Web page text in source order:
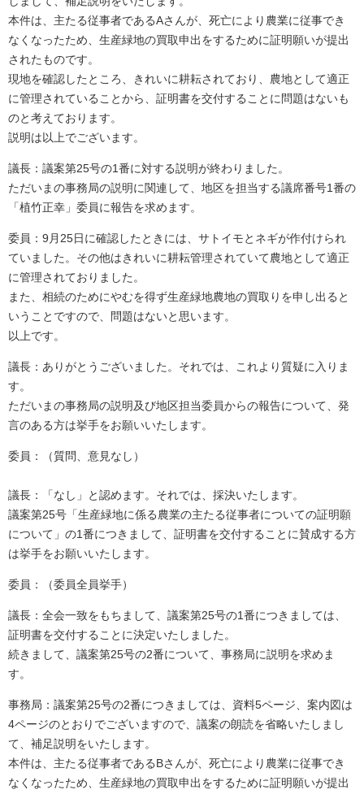
本件は、主たる従事者であるAさんが、死亡により農業に従事でき
なくなったため、生産緑地の買取申出をするために証明願いが提出
されたものです。
現地を確認したところ、きれいに耕耘されており、農地として適正
に管理されていることから、証明書を交付することに問題はないも
のと考えております。
説明は以上でございます。
議長：議案第25号の1番に対する説明が終わりました。
ただいまの事務局の説明に関連して、地区を担当する議席番号1番の
「植竹正幸」委員に報告を求めます。
委員：9月25日に確認したときには、サトイモとネギが作付けられ
ていました。その他はきれいに耕耘管理されていて農地として適正
に管理されておりました。
また、相続のためにやむを得ず生産緑地農地の買取りを申し出ると
いうことですので、問題はないと思います。
以上です。
議長：ありがとうございました。それでは、これより質疑に入りま
す。
ただいまの事務局の説明及び地区担当委員からの報告について、発
言のある方は挙手をお願いいたします。
委員：（質問、意見なし）
議長：「なし」と認めます。それでは、採決いたします。
議案第25号「生産緑地に係る農業の主たる従事者についての証明願
について」の1番につきまして、証明書を交付することに賛成する方
は挙手をお願いいたします。
委員：（委員全員挙手）
議長：全会一致をもちまして、議案第25号の1番につきましては、
証明書を交付することに決定いたしました。
続きまして、議案第25号の2番について、事務局に説明を求めま
す。
事務局：議案第25号の2番につきましては、資料5ページ、案内図は
4ページのとおりでございますので、議案の朗読を省略いたしまし
て、補足説明をいたします。
本件は、主たる従事者であるBさんが、死亡により農業に従事でき
なくなったため、生産緑地の買取申出をするために証明願いが提出